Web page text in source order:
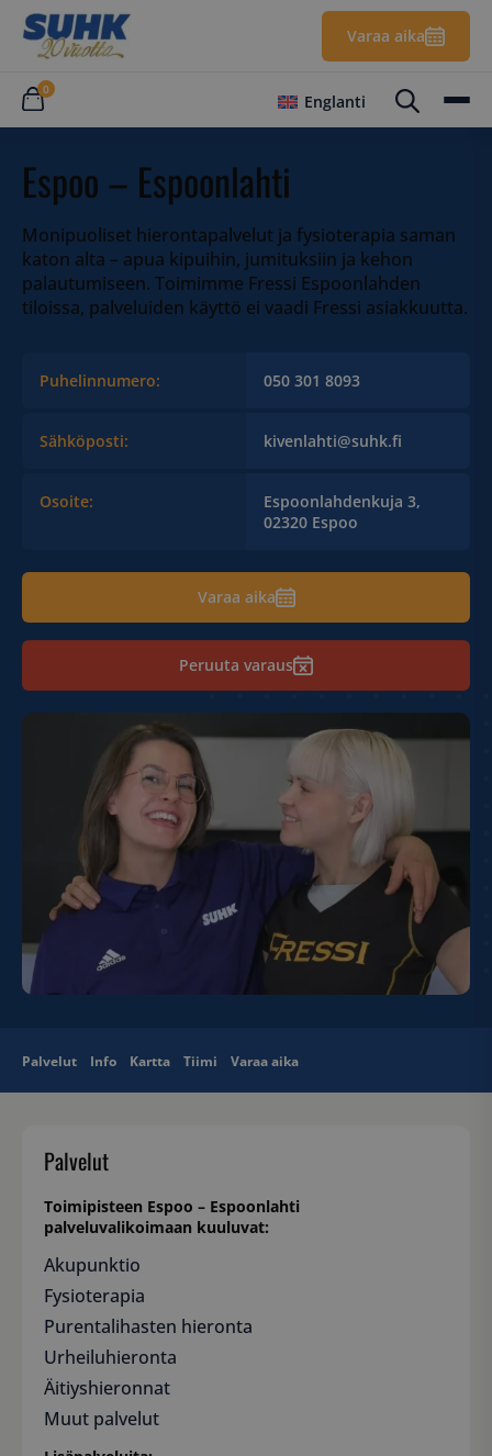
Varaa aika
0
Englanti
Espoo – Espoonlahti
Monipuoliset hierontapalvelut ja fysioterapia saman
katon alta – apua kipuihin, jumituksiin ja kehon
palautumiseen. Toimimme Fressi Espoonlahden
tiloissa, palveluiden käyttö ei vaadi Fressi asiakkuutta.
Puhelinnumero: 050 301 8093
Sähköposti: kivenlahti@suhk.fi
Osoite:
Espoonlahdenkuja 3,
02320 Espoo
Varaa aika
Peruuta varaus
Palvelut Info Kartta Tiimi Varaa aika
Palvelut
Toimipisteen Espoo – Espoonlahti
palveluvalikoimaan kuuluvat:
Akupunktio
Fysioterapia
Purentalihasten hieronta
Urheiluhieronta
Äitiyshieronnat
Muut palvelut